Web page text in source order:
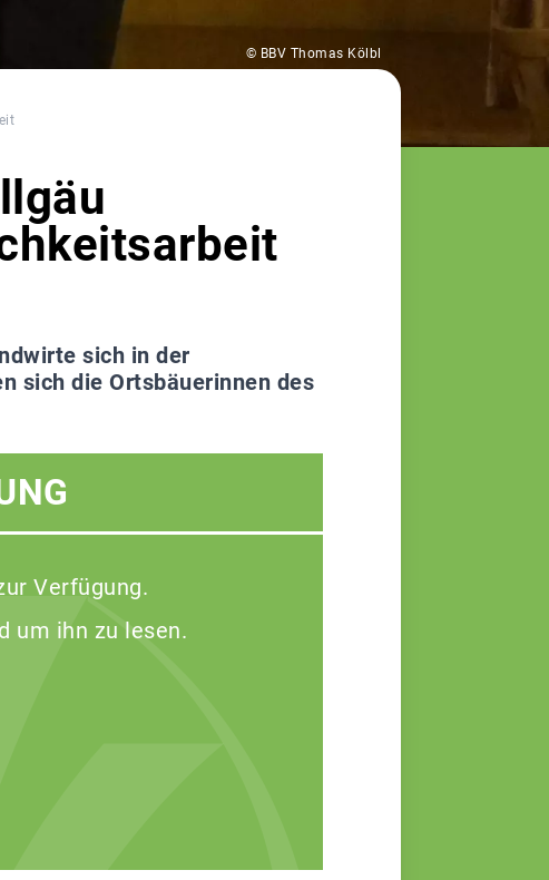
© BBV Thomas Kölbl
sich in der
sich die Ortsbäuerinnen des
Verfügung.
um ihn zu lesen.